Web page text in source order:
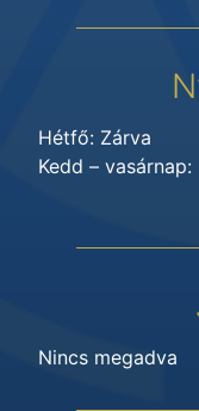
Hétfő: Zárva
Kedd – vasárnap:
Nincs megadva